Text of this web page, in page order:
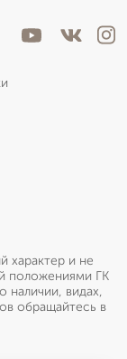
характер и не
положениями ГК
наличии, видах,
обращайтесь в